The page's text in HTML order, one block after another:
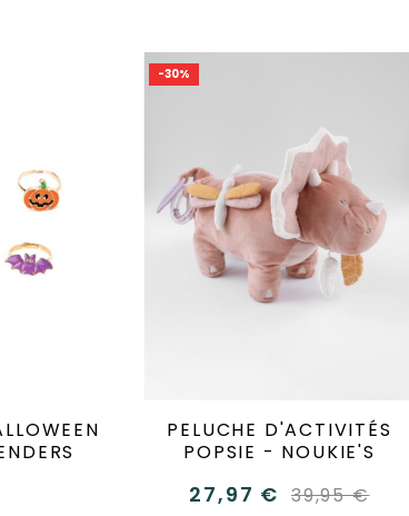
-30%
PELUCHE D'ACTIVITÉS
POPSIE - NOUKIE'S
27,97 € 39,95 €